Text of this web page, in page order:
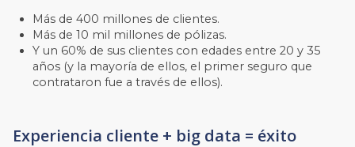
Más de 400 millones de clientes.
Más de 10 mil millones de pólizas.
Y un 60% de sus clientes con edades entre 20 y 35
años (y la mayoría de ellos, el primer seguro que
contrataron fue a través de ellos).
Experiencia cliente + big data = éxito